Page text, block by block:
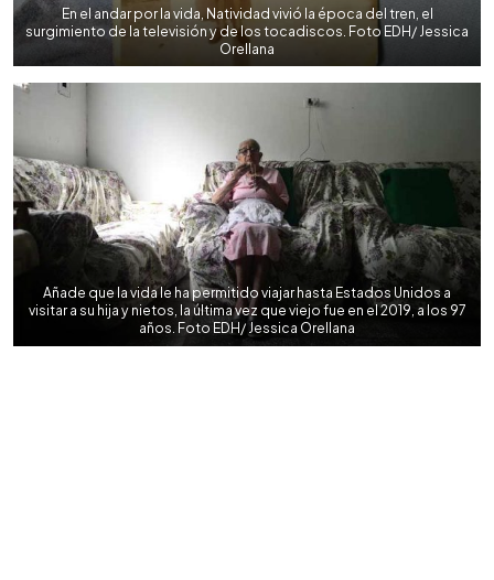
En el andar por la vida, Natividad vivió la época del tren, el
surgimiento de la televisión y de los tocadiscos. Foto EDH/ Jessica
Orellana
Añade que la vida le ha permitido viajar hasta Estados Unidos a
visitar a su hija y nietos, la última vez que viejo fue en el 2019, a los 97
años. Foto EDH/ Jessica Orellana